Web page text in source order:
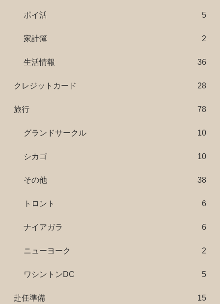
ポイ活 5
家計簿 2
生活情報 36
クレジットカード 28
旅行 78
グランドサークル 10
シカゴ 10
その他 38
トロント 6
ナイアガラ 6
ニューヨーク 2
ワシントンDC 5
赴任準備 15